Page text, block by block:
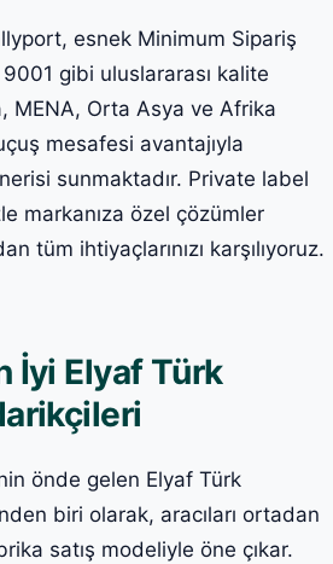
esnek Minimum Sipariş
gibi uluslararası kalite
MENA, Orta Asya ve Afrika
mesafesi avantajıyla
sunmaktadır. Private label
markanıza özel çözümler
tüm ihtiyaçlarınızı karşılıyoruz.
İyi Elyaf Türk
önde gelen Elyaf Türk
biri olarak, aracıları ortadan
satış modeliyle öne çıkar.